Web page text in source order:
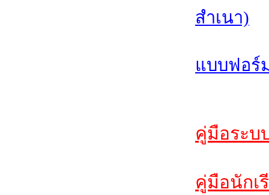
สำเนา)
แบบฟอร์
คู่มือระบ
คู่มือนักเ